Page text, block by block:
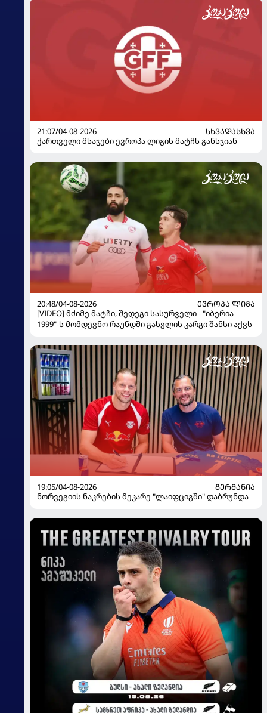
21:07/04-08-2026
ᲡᲮᲕᲐᲓᲐᲡᲮᲕᲐ
ქართველი მსაჯები ევროპა ლიგის მატჩს განსჯიან
20:48/04-08-2026
ᲔᲕᲠᲝᲞᲐ ᲚᲘᲒᲐ
[VIDEO] მძიმე მატჩი, შედეგი სასურველი - "იბერია
1999"-ს მომდევნო რაუნდში გასვლის კარგი შანსი აქვს
19:05/04-08-2026
ᲒᲔᲠᲛᲐᲜᲘᲐ
ნორვეგიის ნაკრების მეკარე "ლაიფციგში" დაბრუნდა